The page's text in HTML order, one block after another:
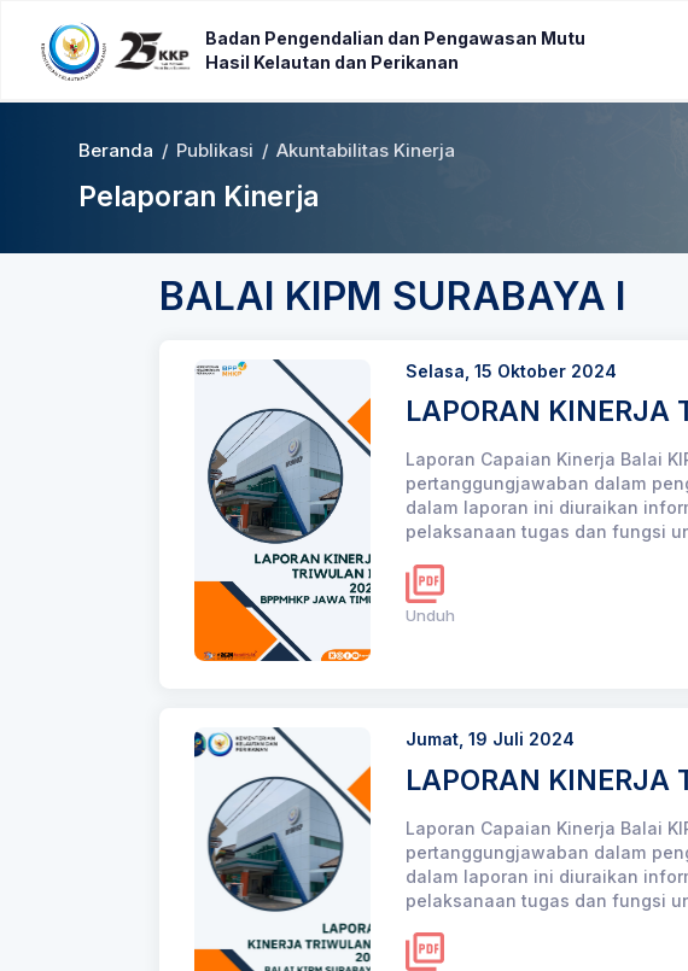
Badan Pengendalian dan Pengawasan Mutu
Hasil Kelautan dan Perikanan
Beranda / Publikasi / Akuntabilitas Kinerja
Pelaporan Kinerja
BALAI KIPM SURABAYA I
Selasa, 15 Oktober 2024
LAPORAN KINERJA
Laporan Capaian Kinerja Balai
pertanggungjawaban dalam
dalam laporan ini diuraikan
pelaksanaan tugas dan fungsi
Unduh
Jumat, 19 Juli 2024
LAPORAN KINERJA
Laporan Capaian Kinerja Balai
pertanggungjawaban dalam
dalam laporan ini diuraikan
pelaksanaan tugas dan fungsi